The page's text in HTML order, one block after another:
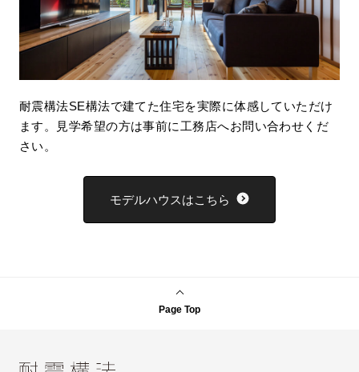
耐震構法SE構法で建てた住宅を実際に体感していただけ
ます。見学希望の方は事前に工務店へお問い合わせくだ
さい。
モデルハウスはこちら
Page Top